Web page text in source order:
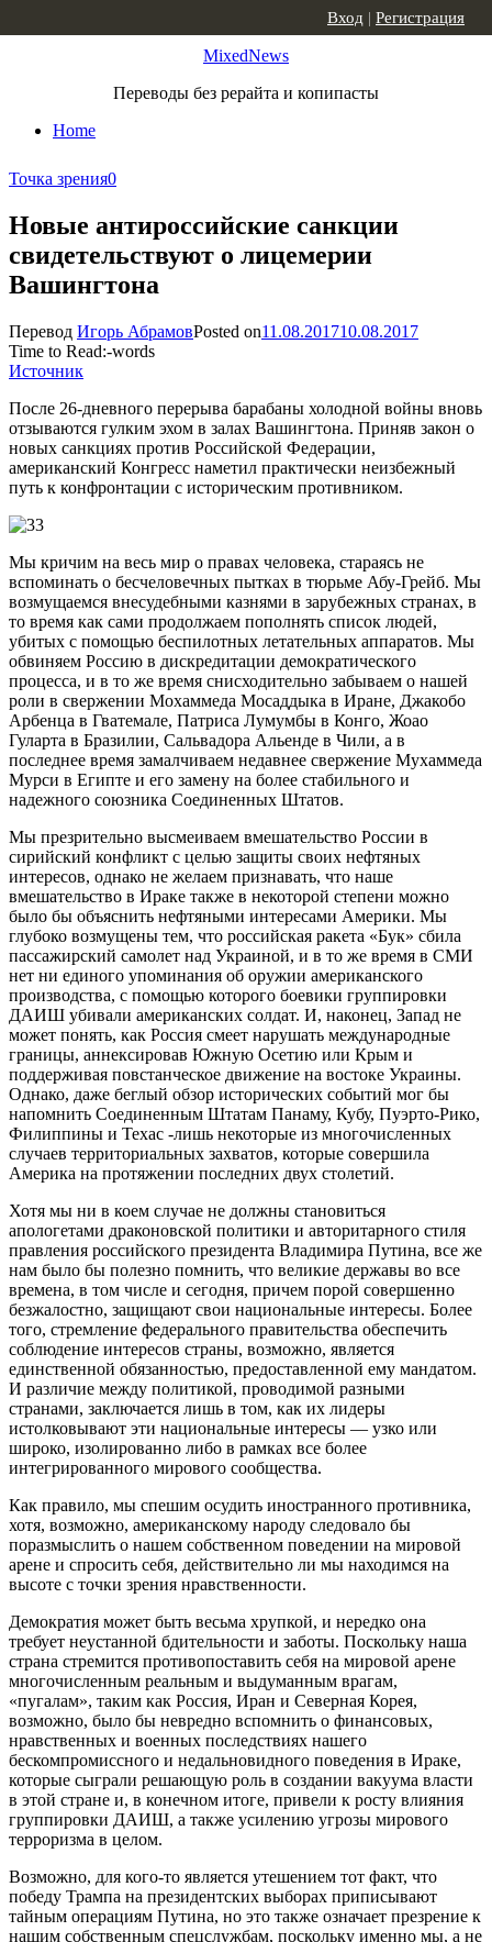
MixedNews
Переводы без рерайта и копипасты
Home
Вход | Регистрация
Точка зрения0
Новые антироссийские санкции
свидетельствуют о лицемерии
Вашингтона
Перевод Игорь АбрамовPosted on11.08.201710.08.2017
Time to Read:-words
Источник
После 26-дневного перерыва барабаны холодной войны вновь
отзываются гулким эхом в залах Вашингтона. Приняв закон о
новых санкциях против Российской Федерации,
американский Конгресс наметил практически неизбежный
путь к конфронтации с историческим противником.
Мы кричим на весь мир о правах человека, стараясь не
вспоминать о бесчеловечных пытках в тюрьме Абу-Грейб. Мы
возмущаемся внесудебными казнями в зарубежных странах, в
то время как сами продолжаем пополнять список людей,
убитых с помощью беспилотных летательных аппаратов. Мы
обвиняем Россию в дискредитации демократического
процесса, и в то же время снисходительно забываем о нашей
роли в свержении Мохаммеда Мосаддыка в Иране, Джакобо
Арбенца в Гватемале, Патриса Лумумбы в Конго, Жоао
Гуларта в Бразилии, Сальвадора Альенде в Чили, а в
последнее время замалчиваем недавнее свержение Мухаммеда
Мурси в Египте и его замену на более стабильного и
надежного союзника Соединенных Штатов.
Мы презрительно высмеиваем вмешательство России в
сирийский конфликт с целью защиты своих нефтяных
интересов, однако не желаем признавать, что наше
вмешательство в Ираке также в некоторой степени можно
было бы объяснить нефтяными интересами Америки. Мы
глубоко возмущены тем, что российская ракета «Бук» сбила
пассажирский самолет над Украиной, и в то же время в СМИ
нет ни единого упоминания об оружии американского
производства, с помощью которого боевики группировки
ДАИШ убивали американских солдат. И, наконец, Запад не
может понять, как Россия смеет нарушать международные
границы, аннексировав Южную Осетию или Крым и
поддерживая повстанческое движение на востоке Украины.
Однако, даже беглый обзор исторических событий мог бы
напомнить Соединенным Штатам Панаму, Кубу, Пуэрто-Рико,
Филиппины и Техас -лишь некоторые из многочисленных
случаев территориальных захватов, которые совершила
Америка на протяжении последних двух столетий.
Хотя мы ни в коем случае не должны становиться
апологетами драконовской политики и авторитарного стиля
правления российского президента Владимира Путина, все же
нам было бы полезно помнить, что великие державы во все
времена, в том числе и сегодня, причем порой совершенно
безжалостно, защищают свои национальные интересы. Более
того, стремление федерального правительства обеспечить
соблюдение интересов страны, возможно, является
единственной обязанностью, предоставленной ему мандатом.
И различие между политикой, проводимой разными
странами, заключается лишь в том, как их лидеры
истолковывают эти национальные интересы — узко или
широко, изолированно либо в рамках все более
интегрированного мирового сообщества.
Как правило, мы спешим осудить иностранного противника,
хотя, возможно, американскому народу следовало бы
поразмыслить о нашем собственном поведении на мировой
арене и спросить себя, действительно ли мы находимся на
высоте с точки зрения нравственности.
Демократия может быть весьма хрупкой, и нередко она
требует неустанной бдительности и заботы. Поскольку наша
страна стремится противопоставить себя на мировой арене
многочисленным реальным и выдуманным врагам,
«пугалам», таким как Россия, Иран и Северная Корея,
возможно, было бы невредно вспомнить о финансовых,
нравственных и военных последствиях нашего
бескомпромиссного и недальновидного поведения в Ираке,
которые сыграли решающую роль в создании вакуума власти
в этой стране и, в конечном итоге, привели к росту влияния
группировки ДАИШ, а также усилению угрозы мирового
терроризма в целом.
Возможно, для кого-то является утешением тот факт, что
победу Трампа на президентских выборах приписывают
тайным операциям Путина, но это также означает презрение к
нашим собственным спецслужбам, поскольку именно мы, а не